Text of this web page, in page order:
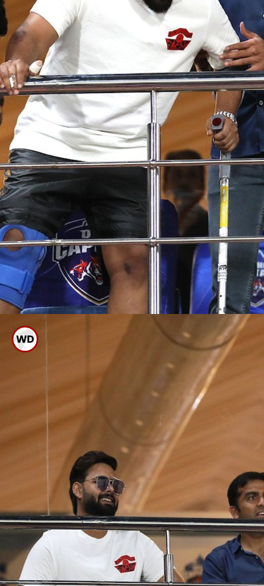
ಕಾಲು ಇನ್ನೂ ಸುಧಾರಿಸಿಲ್ಲ